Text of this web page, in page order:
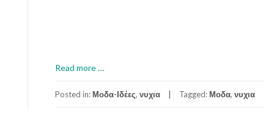
Read more
o
…
Posted in: Μοδα-Ιδέες, νυχια Tagged: Μοδα, νυχια